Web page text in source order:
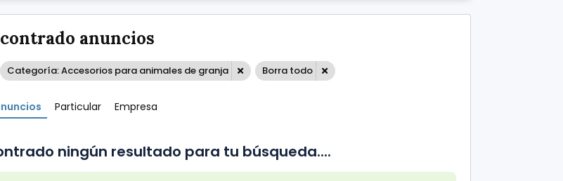
anuncios
Categoría: Accesorios para animales de granja Borra todo
Particular Empresa
ningún resultado para tu búsqueda....